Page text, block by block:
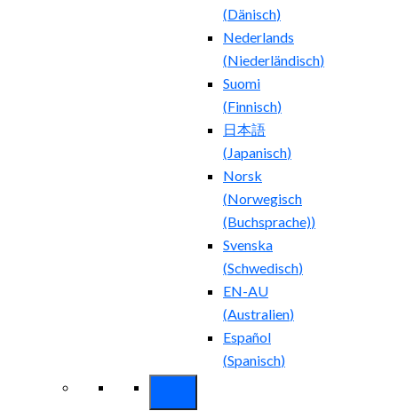
(Dänisch)
Nederlands
(Niederländisch)
Suomi
(Finnisch)
日本語
( Japanisch)
Norsk
(Norwegisch
(Buchsprache))
Svenska
(Schwedisch)
EN-AU
(Australien)
Español
(Spanisch)